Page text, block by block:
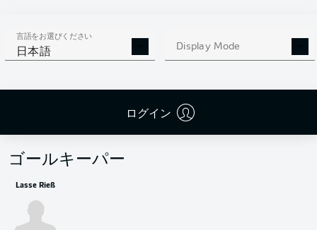
言語をお選びください
日本語 Display Mode
ログイン
Robin Zentner
ゴールキーパー
Lasse Rieß